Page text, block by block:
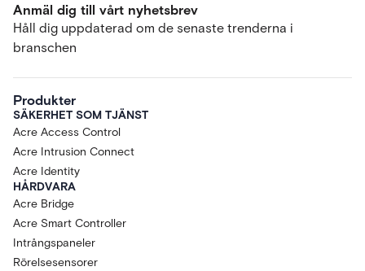
Anmäl dig till vårt nyhetsbrev
Håll dig uppdaterad om de senaste trenderna i
branschen
Produkter
SÄKERHET SOM TJÄNST
Acre Access Control
Acre Intrusion Connect
Acre Identity
HÅRDVARA
Acre Bridge
Acre Smart Controller
Intrångspaneler
Rörelsesensorer